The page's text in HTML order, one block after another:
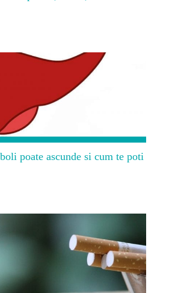
poate ascunde si cum te poti